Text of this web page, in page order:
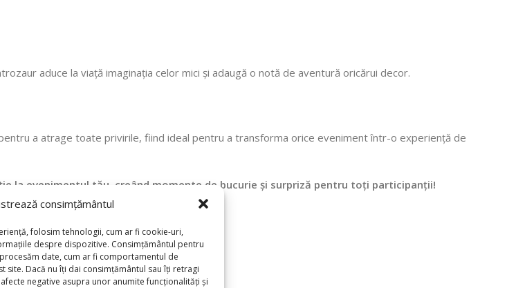
consimțământul
folosim tehnologii, cum ar fi cookie-uri,
despre dispozitive. Consimțământul pentru
date, cum ar fi comportamentul de
site. Dacă nu îți dai consimțământul sau îți retragi
negative asupra unor anumite funcționalități și
aduce la viață imaginația celor mici și adaugă o notă de aventură oricărui decor.
a atrage toate privirile, fiind ideal pentru a transforma orice eveniment într-o experiență de
la evenimentul tău, creând momente de bucurie și surpriză pentru toți participanții!